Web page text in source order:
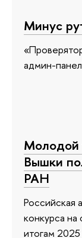
Минус
админ-
Молодой
Вышки
РАН
Российская
конкурса
итогам 2025